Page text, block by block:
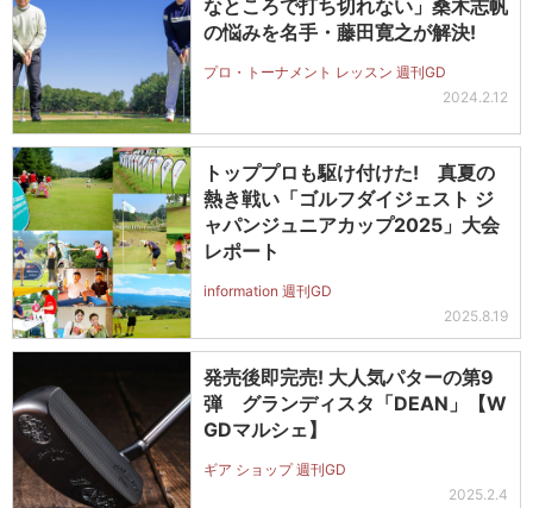
なところで打ち切れない」桑木志帆
の悩みを名手・藤田寛之が解決!
プロ・トーナメント レッスン 週刊GD
2024.2.12
トッププロも駆け付けた! 真夏の
熱き戦い「ゴルフダイジェスト ジ
ャパンジュニアカップ2025」大会
レポート
information 週刊GD
2025.8.19
発売後即完売! 大人気パターの第9
弾 グランディスタ「DEAN」【W
GDマルシェ】
ギア ショップ 週刊GD
2025.2.4